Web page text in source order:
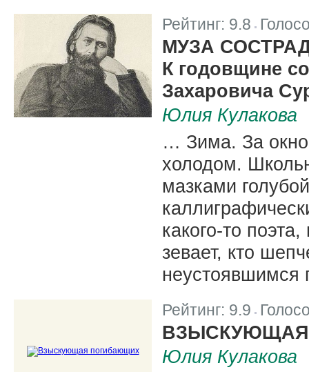
Рейтинг: 9.8
МУЗА
К годовщине
Захаровича
Юлия Кулакова
… Зима. За
холодом.
мазками
какого-то
зевает, кто
неустоявшимся
Рейтинг: 9.9
Юлия Кулакова